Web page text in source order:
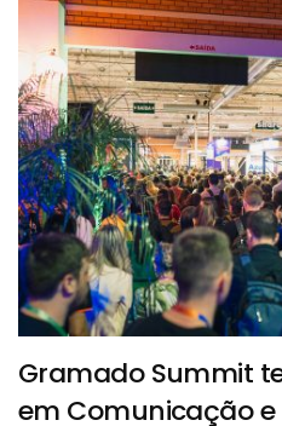
Gramado Summit
em Comunicação